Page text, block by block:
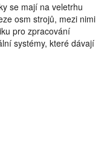
se mají na veletrhu
osm strojů, mezi nimi
pro zpracování
systémy, které dávají